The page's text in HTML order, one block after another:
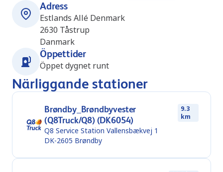
Adress
Estlands Allé Denmark
2630 Tåstrup
Danmark
Öppettider
Öppet dygnet runt
Närliggande stationer
Brøndby_Brøndbyvester
(Q8Truck/Q8) (DK6054)
9.3
km
Q8 Service Station Vallensbækvej 1
DK-2605 Brøndby